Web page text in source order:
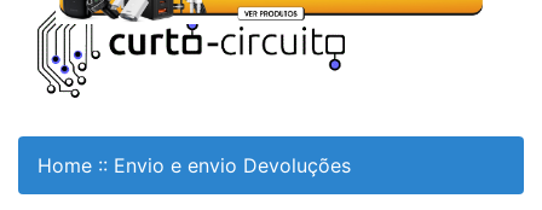
Home :: Envio e envio Devoluções